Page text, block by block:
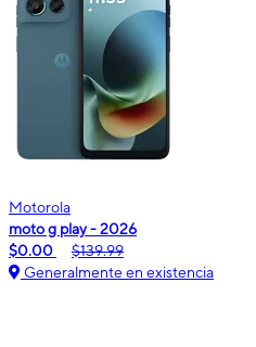
Motorola
moto g play - 2026
$0.00
$139.99
Generalmente en existencia